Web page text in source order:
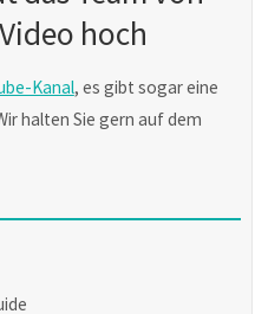
hoch
Kanal, es gibt sogar eine
halten Sie gern auf dem